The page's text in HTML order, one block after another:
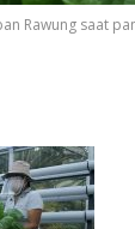
Rawung saat